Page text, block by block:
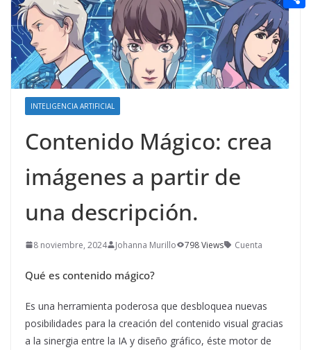
INTELIGENCIA ARTIFICIAL
Contenido Mágico: crea
imágenes a partir de
una descripción.
8 noviembre, 2024 Johanna Murillo 798 Views Cuenta
Qué es contenido mágico?
Es una herramienta poderosa que desbloquea nuevas
posibilidades para la creación del contenido visual gracias
a la sinergia entre la IA y diseño gráfico, éste motor de
n
g
e
e
r
e
r
e
s
a
i
l
e
d
i
C
o
m
p